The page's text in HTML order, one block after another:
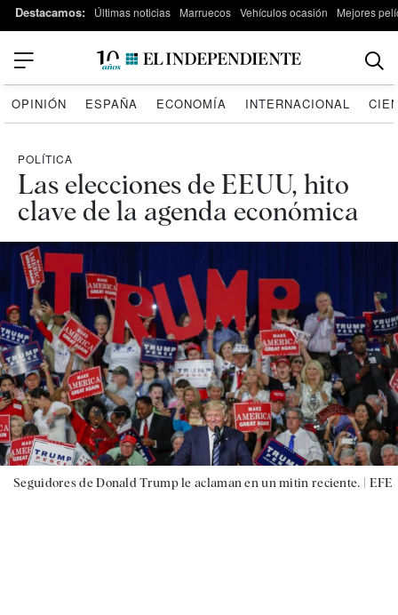
Destacamos: Últimas noticias Marruecos Vehículos ocasión Mejores
OPINIÓN ESPAÑA ECONOMÍA INTERNACIONAL
POLÍTICA
Las elecciones de EEUU, hito
clave de la agenda económica
Seguidores de Donald Trump le aclaman en un mitin reciente. | EFE